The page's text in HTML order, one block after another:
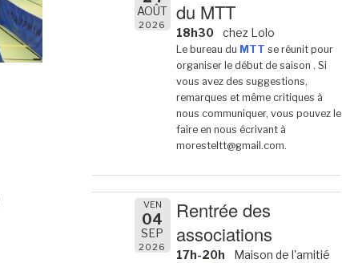
AOÛT
2026
du MTT
18h30 chez Lolo
Le bureau du MTT se réunit pour
organiser le début de saison . Si
vous avez des suggestions,
remarques et même critiques à
nous communiquer, vous pouvez le
faire en nous écrivant à
moresteltt@gmail.com.
VEN
04
SEP
2026
Rentrée des
associations
17h-20h Maison de l'amitié